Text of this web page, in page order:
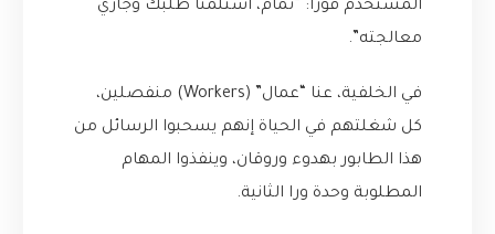
المستخدم فورًا: “تمام، استلمنا طلبك وجاري
معالجته”.
في الخلفية، عنا “عمال” (Workers) منفصلين،
كل شغلتهم في الحياة إنهم يسحبوا الرسائل من
هذا الطابور بهدوء وروقان، وينفذوا المهام
المطلوبة وحدة ورا الثانية.